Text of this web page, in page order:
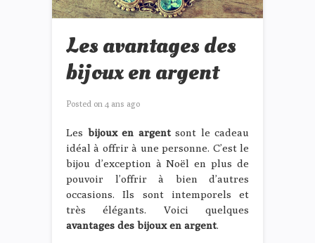
Les avantages des
bijoux en argent
Posted on 4 ans ago
Les bijoux en argentsont le cadeau
idéal à offrir à une personne. C’est le
bijou d’exception à Noël en plus de
pouvoir l’offrir à bien d’autres
occasions. Ils sont intemporels et
très élégants. Voici quelques
avantages des bijoux en argent.